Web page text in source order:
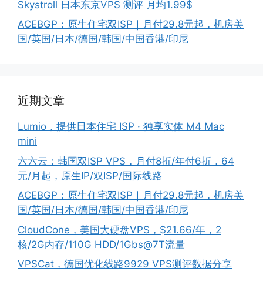
Skystroll 日本东京VPS 测评 月均1.99$
ACEBGP：原生住宅双ISP｜月付29.8元起，机房美
国/英国/日本/德国/韩国/中国香港/印尼
近期文章
Lumio，提供日本住宅 ISP · 独享实体 M4 Mac
mini
六六云：韩国双ISP VPS，月付8折/年付6折，64
元/月起，原生IP/双ISP/国际线路
ACEBGP：原生住宅双ISP｜月付29.8元起，机房美
国/英国/日本/德国/韩国/中国香港/印尼
CloudCone，美国大硬盘VPS，$21.66/年，2
核/2G内存/110G HDD/1Gbs@7T流量
VPSCat，德国优化线路9929 VPS测评数据分享